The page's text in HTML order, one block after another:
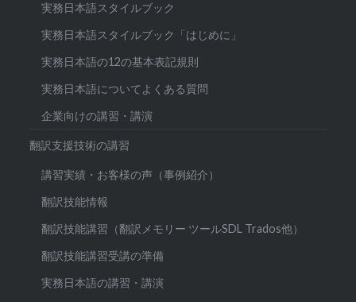
実務日本語スタイルブック
実務日本語スタイルブック「はじめに」
実務日本語の12の基本表記規則
実務日本語についてよくある質問
企業向けの講習・講演
翻訳支援技術の講習
講習実績・お客様の声（事例紹介）
翻訳技能情報
翻訳技能講習（翻訳メモリー ツールSDL Trados他）
翻訳技能講習受講の準備
実務日本語の講習・講演